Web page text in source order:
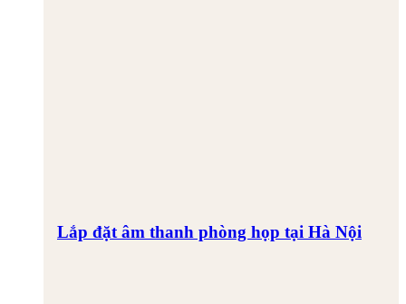
Lắp đặt âm thanh phòng họp tại Hà Nội